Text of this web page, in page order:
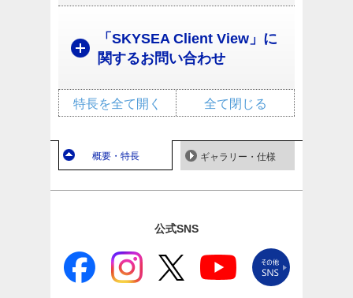
「SKYSEA Client View」に
関するお問い合わせ
全て閉じる
特長を全て開く
概要・特長 ギャラリー・仕様
公式SNS